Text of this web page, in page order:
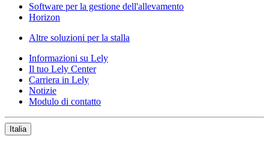
Software per la gestione dell'allevamento
Horizon
Altre soluzioni per la stalla
Informazioni su Lely
Il tuo Lely Center
Carriera in Lely
Notizie
Modulo di contatto
Italia